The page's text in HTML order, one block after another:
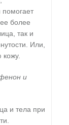
более
так и
Или,
кожу.
и
и тела при